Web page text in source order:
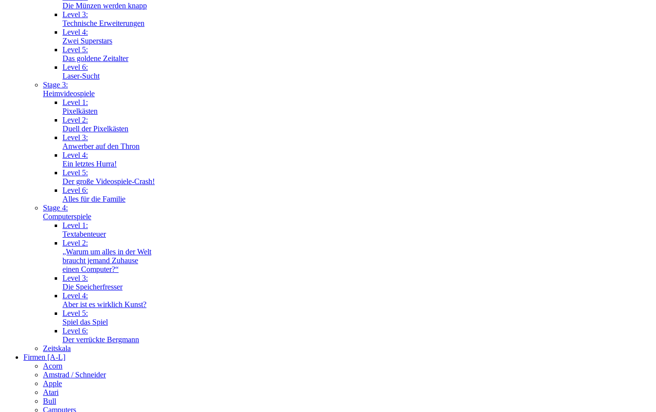
Die Münzen werden knapp
Level 3:
Technische Erweiterungen
Level 4:
Zwei Superstars
Level 5:
Das goldene Zeitalter
Level 6:
Laser-Sucht
Stage 3:
Heimvideospiele
Level 1:
Pixelkästen
Level 2:
Duell der Pixelkästen
Level 3:
Anwerber auf den Thron
Level 4:
Ein letztes Hurra!
Level 5:
Der große Videospiele-Crash!
Level 6:
Alles für die Familie
Stage 4:
Computerspiele
Level 1:
Textabenteuer
Level 2:
„Warum um alles in der Welt
braucht jemand Zuhause
einen Computer?“
Level 3:
Die Speicherfresser
Level 4:
Aber ist es wirklich Kunst?
Level 5:
Spiel das Spiel
Level 6:
Der verrückte Bergmann
Zeitskala
Firmen [A-L]
Acorn
Amstrad / Schneider
Apple
Atari
Bull
Camputers